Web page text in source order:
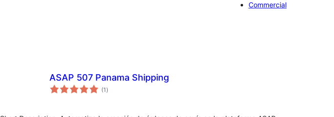
Commercial
ASAP 507 Panama Shipping
(1 total
de
)